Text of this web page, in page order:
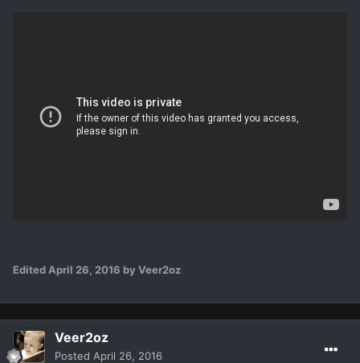
Edited April 26, 2016 by Veer2oz
Veer2oz
Posted April 26, 2016